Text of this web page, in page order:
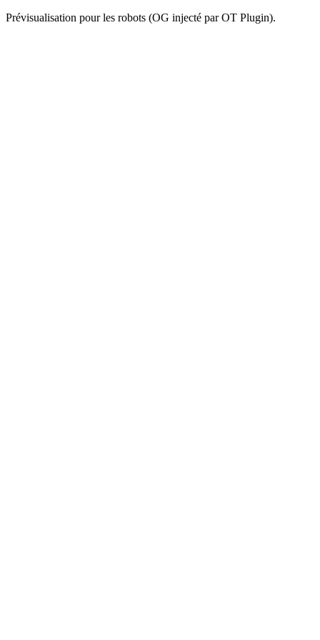
Prévisualisation pour les robots (OG injecté par OT Plugin).